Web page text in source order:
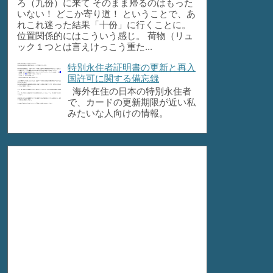
ろ（九份）に来て そのまま帰るのはもった
いない！ どこか寄り道！ ということで、あ
れこれ迷った結果「十份」に行くことに。
位置関係的にはこういう感じ。 荷物（リュ
ック１つとは言えけっこう重た...
特別永住者証明書の更新と再入
国許可に関する備忘録
海外在住の日本の特別永住者
で、カードの更新期限が近い私
みたいな人向けの情報。